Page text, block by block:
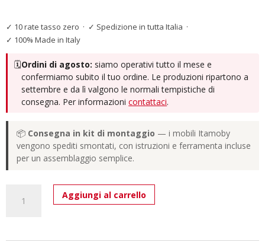
✓ 10 rate tasso zero · ✓ Spedizione in tutta Italia ·
✓ 100% Made in Italy
🗓️Ordini di agosto: siamo operativi tutto il mese e
confermiamo subito il tuo ordine. Le produzioni ripartono a
settembre e da lì valgono le normali tempistiche di
consegna. Per informazionicontattaci.
📦 Consegna in kit di montaggio — i mobili Itamoby
vengono spediti smontati, con istruzioni e ferramenta incluse
per un assemblaggio semplice.
allungabile
Aggiungi al carrello